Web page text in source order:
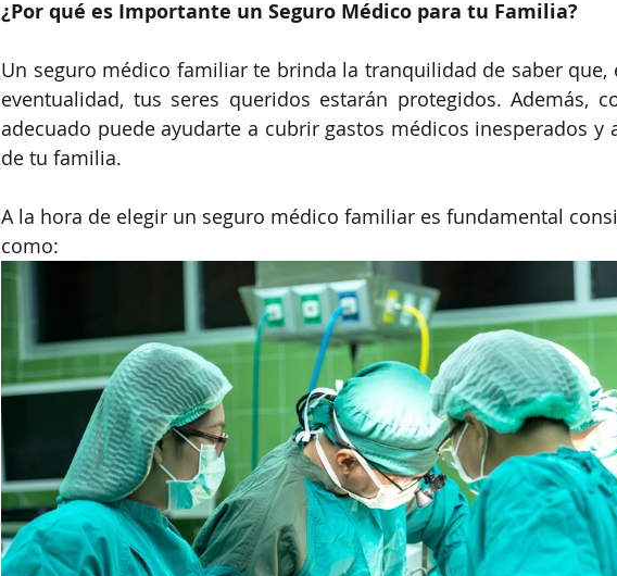
¿Por qué es Importante un Seguro Médico para tu Familia?
Un seguro médico familiar te brinda la tranquilidad de saber que,
eventualidad, tus seres queridos estarán protegidos. Además,
adecuado puede ayudarte a cubrir gastos médicos inesperados y
de tu familia.
A la hora de elegir un seguro médico familiar es fundamental
como: